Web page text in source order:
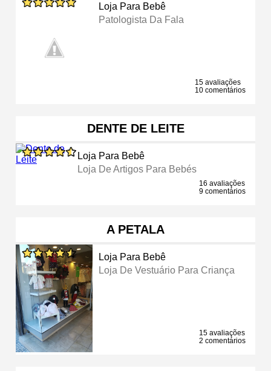
Loja Para Bebê
Patologista Da Fala
15 avaliações
10 comentários
DENTE DE LEITE
Loja Para Bebê
Loja De Artigos Para Bebés
16 avaliações
9 comentários
A PETALA
Loja Para Bebê
Loja De Vestuário Para Criança
15 avaliações
2 comentários